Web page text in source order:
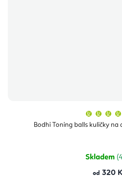
Bodhi Toning balls kuličky na
Skladem
od 320